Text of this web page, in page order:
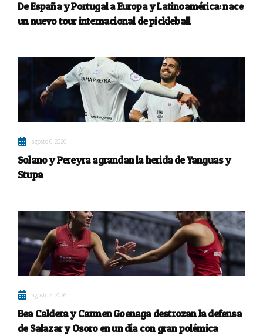
De España y Portugal a Europa y Latinoamérica: nace
un nuevo tour internacional de pickleball
agosto 6, 2026
Solano y Pereyra agrandan la herida de Yanguas y
Stupa
agosto 5, 2026
Bea Caldera y Carmen Goenaga destrozan la defensa
de Salazar y Osoro en un día con gran polémica